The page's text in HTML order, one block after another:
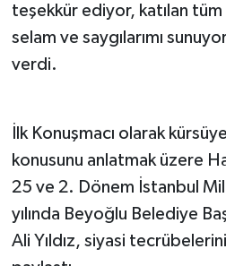
teşekkür ediyor, katılan tüm
selam ve saygılarımı
verdi.
İlk Konuşmacı olarak
konusunu anlatmak üzere
25 ve 2. Dönem İstanbul
yılında Beyoğlu Belediye
Ali Yıldız, siyasi